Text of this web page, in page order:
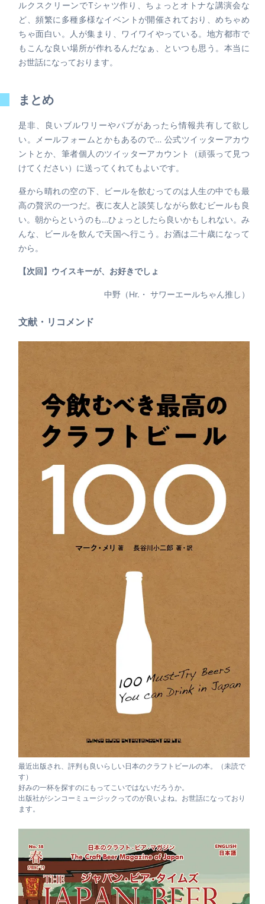
ルクスクリーンでTシャツ作り、ちょっとオトナな講演会な
ど、頻繁に多種多様なイベントが開催されており、めちゃめ
ちゃ面白い。人が集まり、ワイワイやっている。地方都市で
もこんな良い場所が作れるんだなぁ、といつも思う。本当に
お世話になっております。
まとめ
是非、良いブルワリーやパブがあったら情報共有して欲し
い。メールフォームとかもあるので… 公式ツイッターアカウ
ントとか、筆者個人のツイッターアカウント（頑張って見つ
けてください）に送ってくれてもよいです。
昼から晴れの空の下、ビールを飲むってのは人生の中でも最
高の贅沢の一つだ。夜に友人と談笑しながら飲むビールも良
い。朝からというのも…ひょっとしたら良いかもしれない。み
んな、ビールを飲んで天国へ行こう。お酒は二十歳になって
から。
【次回】ウイスキーが、お好きでしょ
中野（Hr.・ サワーエールちゃん推し）
文献・リコメンド
最近出版され、評判も良いらしい日本のクラフトビールの本。（未読で
す）
好みの一杯を探すのにもってこいではないだろうか。
出版社がシンコーミュージックってのが良いよね。お世話になっており
ます。